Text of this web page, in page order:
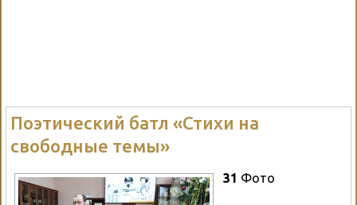
Поэтический батл «Стихи на
свободные темы»
31 Фото